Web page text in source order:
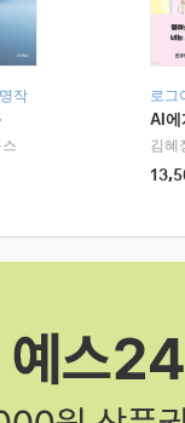
작 로그
AI에
김혜